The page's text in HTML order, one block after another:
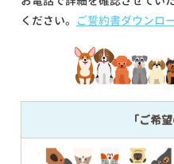
ください。 ご誓約書ダウンロ
「ご希